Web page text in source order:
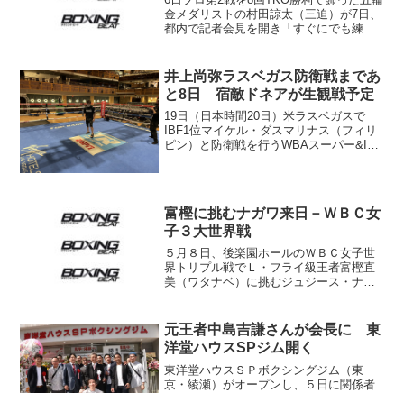
金メダリストの村田諒太（三迫）が7日、
都内で記者会見を開き「すぐにでも練習
で下した一戦は、前半に思うような力を
出せず、後半...
井上尚弥ラスベガス防衛戦まであ
と8日 宿敵ドネアが生観戦予定
19日（日本時間20日）米ラスベガスで
IBF1位マイケル・ダスマリナス（フィリ
ピン）と防衛戦を行うWBAスーパー&IBF
を全米...
富樫に挑むナガワ来日－ＷＢＣ女
子３大世界戦
５月８日、後楽園ホールのＷＢＣ女子世
界トリプル戦でＬ・フライ級王者富樫直
美（ワタナベ）に挑むジュジース・ナガ
ク・アイランドムエタイは今朝着のスケ
ジュールが変更となり、明...
元王者中島吉謙さんが会長に 東
洋堂ハウスSPジム開く
東洋堂ハウスＳＰボクシングジム（東
京・綾瀬）がオープンし、５日に関係者